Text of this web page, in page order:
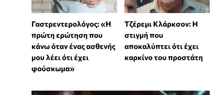
Γαστρεντερολόγος: «Η
πρώτη ερώτηση που
κάνω όταν ένας ασθενής
μου λέει ότι έχει
φούσκωμα»
Τζέρεμι Κλάρκσον: Η
στιγμή που
αποκαλύπτει ότι έχει
καρκίνο του προστάτη